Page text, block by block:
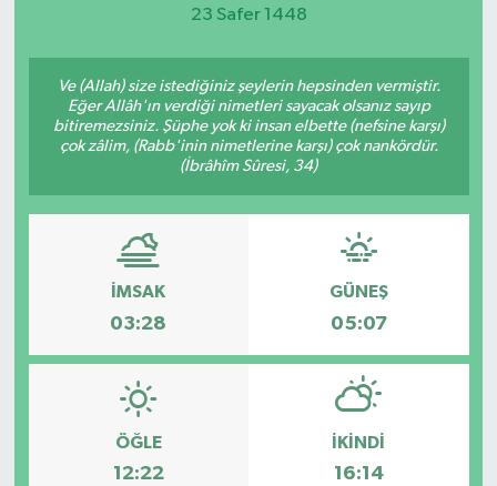
23 Safer 1448
Ve (Allah) size istediğiniz şeylerin hepsinden vermiştir.
Eğer Allâh'ın verdiği nimetleri sayacak olsanız sayıp
bitiremezsiniz. Şüphe yok ki insan elbette (nefsine karşı)
çok zâlim, (Rabb'inin nimetlerine karşı) çok nankördür.
(İbrâhîm Sûresi, 34)
İMSAK
03:28
GÜNEŞ
05:07
ÖĞLE
12:22
İKINDI
16:14
Etkinlikler